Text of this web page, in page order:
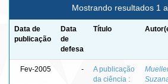
Mostrando resultados 1
Data de
publicação
Data
de
defesa
Título
Fev-2005 -
A publicação
da ciência :